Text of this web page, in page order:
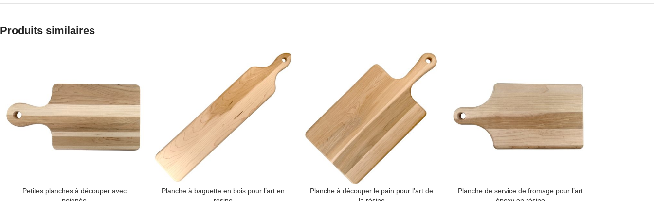
Produits similaires
Petites planches à découper avec
Planche à baguette en bois pour l’art en
Planche à découper le pain pour l’art de
Planche de service de fromage pour l’art